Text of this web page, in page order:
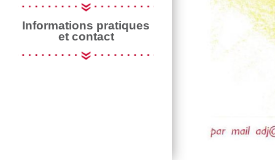
Informations pratiques
et contact